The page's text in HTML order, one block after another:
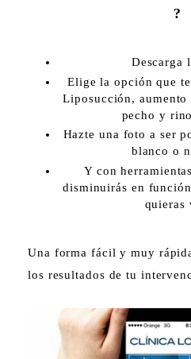
?
Descarga
Elige la opción que
Liposucción,
pecho y
Hazte una foto a ser
blanco o
Y con
disminuirás en
quieras
Una forma fácil y muy
los resultados de tu